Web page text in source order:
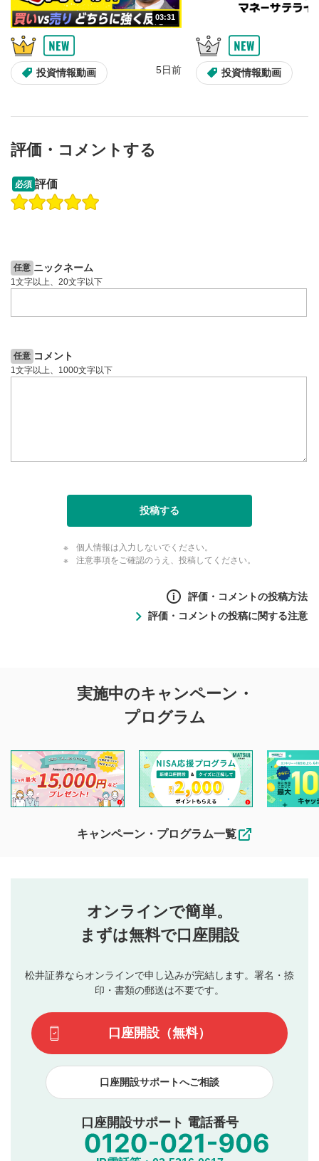
03:31
投資情報動画 5日前 投資情報動画
操作説明動画
評価・コメントする
必須 評価
任意 ニックネーム
1文字以上、20文字以下
任意 コメント
1文字以上、1000文字以下
投稿する
個人情報は入力しないでください。
注意事項をご確認のうえ、投稿してください。
評価・コメントの投稿方法
投稿するボタン
星で評価をすると投稿できます。（お名前とコメント
3
動画の評価
です）
評価・コメントの投稿に関する注意
投稿に関する注意
を目的として、各動画コンテンツに、評価およびコメントの
投稿ができます。利用者は以下の注意事項をご理解のうえ、
閲覧および投稿を行うものとしてください。
他の利用者が動画を視聴される際の参考になるコメントをお
待ちしております。
なお、投稿をもって、本注意事項に同意されたものとみなし
行ってください。
当社は、利用者同士、もしくは利用者と第三者間のトラ
ブルによって生じた損害に対して一切の責任を負いませ
評価およびコメントは当社にて審査のうえ、掲載となり
ます。掲載されるまでに日数がかかる場合や掲載されない
てはお答えできません。各動画コンテンツへの掲載をもっ
て結果のご連絡といたします。ご了承ください。
下記の項目に該当すると判断された投稿内容は、掲載を
見合わせる場合がございます。
本動画コンテンツとは無関係の内容の投稿
他者への誹謗中傷や差別的表現投稿
公序良俗に反する内容の投稿
氏名、住所、電話番号など個人を特定できる情報の
実施中のキャンペーン・
プログラム
キャンペーン・プログラム一覧
オンラインで簡単。
まずは無料で口座開設
松井証券ならオンラインで申し込みが完結します。署名・捺
印・書類の郵送は不要です。
口座開設（無料）
口座開設サポートへご相談
口座開設サポート 電話番号